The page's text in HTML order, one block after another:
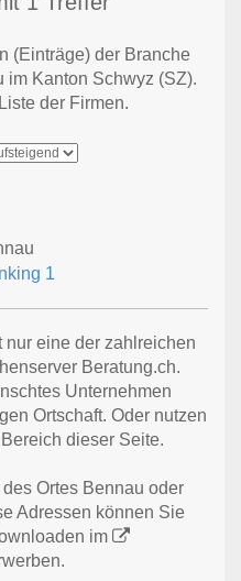
(Einträge) der Branche
im Kanton Schwyz (SZ).
der Firmen.
nur eine der zahlreichen
Beratung.ch.
Unternehmen
Ortschaft. Oder nutzen
dieser Seite.
Ortes Bennau oder
Adressen können Sie
im